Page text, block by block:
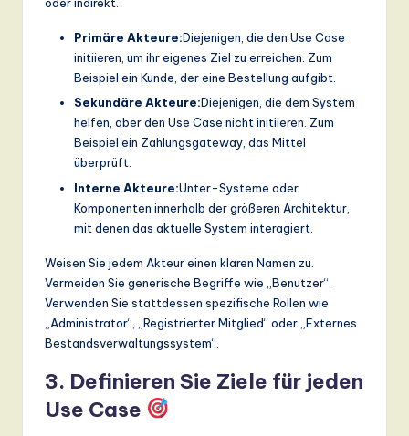
oder indirekt.
Primäre Akteure:Diejenigen, die den Use Case
initiieren, um ihr eigenes Ziel zu erreichen. Zum
Beispiel ein Kunde, der eine Bestellung aufgibt.
Sekundäre Akteure:Diejenigen, die dem System
helfen, aber den Use Case nicht initiieren. Zum
Beispiel ein Zahlungsgateway, das Mittel
überprüft.
Interne Akteure:Unter-Systeme oder
Komponenten innerhalb der größeren Architektur,
mit denen das aktuelle System interagiert.
Weisen Sie jedem Akteur einen klaren Namen zu.
Vermeiden Sie generische Begriffe wie „Benutzer“.
Verwenden Sie stattdessen spezifische Rollen wie
„Administrator“, „Registrierter Mitglied“ oder „Externes
Bestandsverwaltungssystem“.
3. Definieren Sie Ziele für jeden
Use Case